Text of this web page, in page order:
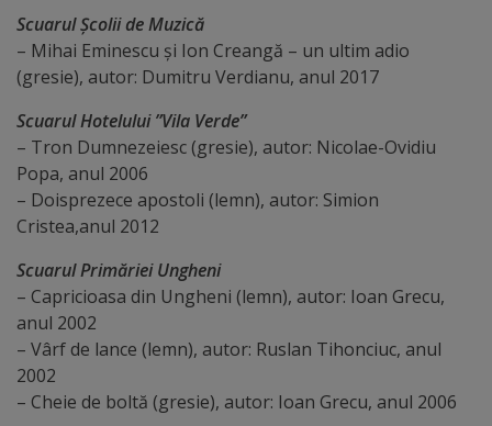
Sportivi
de
performanță
Orașul
în
Galerie
video
Galerii
Scuarul Școlii de Muzică
– Mihai Eminescu și Ion Creangă – un ultim adio
(gresie), autor: Dumitru Verdianu, anul 2017
Scuarul Hotelului ”Vila Verde”
– Tron Dumnezeiesc (gresie), autor: Nicolae-Ovidiu
Popa, anul 2006
– Doisprezece apostoli (lemn), autor: Simion
Cristea,anul 2012
Scuarul Primăriei Ungheni
– Capricioasa din Ungheni (lemn), autor: Ioan Grecu,
anul 2002
– Vârf de lance (lemn), autor: Ruslan Tihonciuc, anul
2002
– Cheie de boltă (gresie), autor: Ioan Grecu, anul 2006